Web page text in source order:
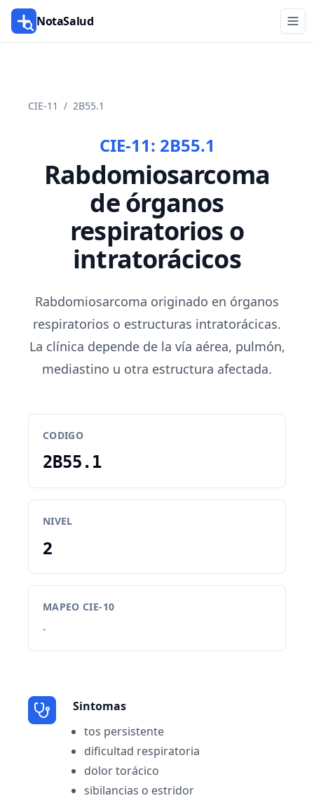
NotaSalud
CIE-11 / 2B55.1
CIE-11: 2B55.1
Rabdomiosarcoma
de órganos
respiratorios o
intratorácicos
Rabdomiosarcoma originado en órganos
respiratorios o estructuras intratorácicas.
La clínica depende de la vía aérea, pulmón,
mediastino u otra estructura afectada.
CODIGO
2B55.1
NIVEL
2
MAPEO CIE-10
-
Sintomas
tos persistente
dificultad respiratoria
dolor torácico
sibilancias o estridor